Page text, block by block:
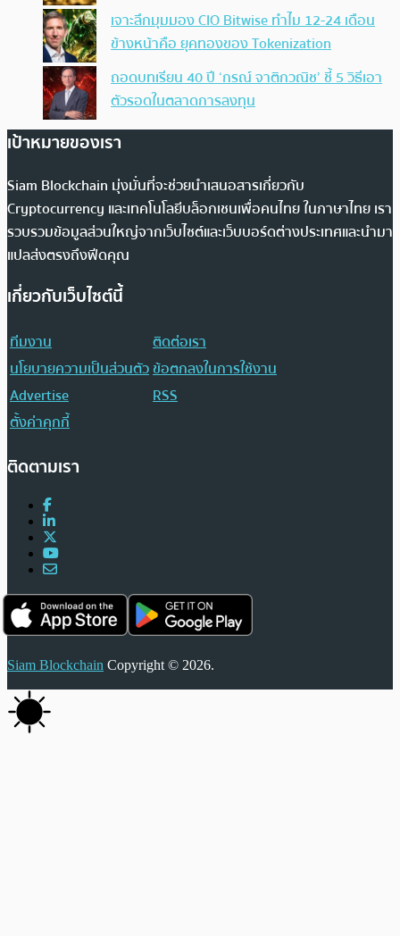
เจาะลึกมุมมอง CIO Bitwise ทำไม 12-24 เดือน
ข้างหน้าคือ ยุคทองของ Tokenization
ถอดบทเรียน 40 ปี ‘กรณ์ จาติกวณิช’ ชี้ 5 วิธีเอา
ตัวรอดในตลาดการลงทุน
เป้าหมายของเรา
Siam Blockchain มุ่งมั่นที่จะช่วยนำเสนอสารเกี่ยวกับ
Cryptocurrency และเทคโนโลยีบล็อกเชนเพื่อคนไทย ในภาษาไทย เรา
รวบรวมข้อมูลส่วนใหญ่จากเว็บไซต์และเว็บบอร์ดต่างประเทศและนำมา
แปลส่งตรงถึงฟีดคุณ
เกี่ยวกับเว็บไซต์นี้
ทีมงาน
ติดต่อเรา
นโยบายความเป็นส่วนตัวข้อตกลงในการใช้งาน
Advertise
RSS
ตั้งค่าคุกกี้
ติดตามเรา
Siam Blockchain Copyright © 2026.